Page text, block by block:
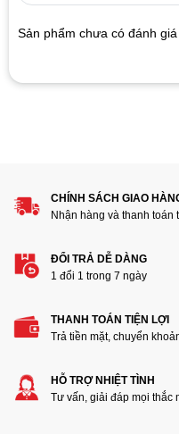
customer
ratings
Sản phẩm chưa có đánh giá
Hãy là người đánh giá
Thêm ảnh đánh giá
Các định dạng ảnh được chấp nhận:
CHÍNH SÁCH GIAO
Nhận hàng và thanh toán
ĐỔI TRẢ DỄ DÀNG
1 đổi 1 trong 7 ngày
THANH TOÁN TIỆN LỢI
Trả tiền mặt, chuyển
HỖ TRỢ NHIỆT TÌNH
Tư vấn, giải đáp mọi thắc